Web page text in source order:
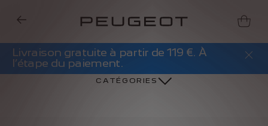
PROMO Barres de Toit - 20%. Du 1er Juin
au 31 Aout
CATÉGORIES